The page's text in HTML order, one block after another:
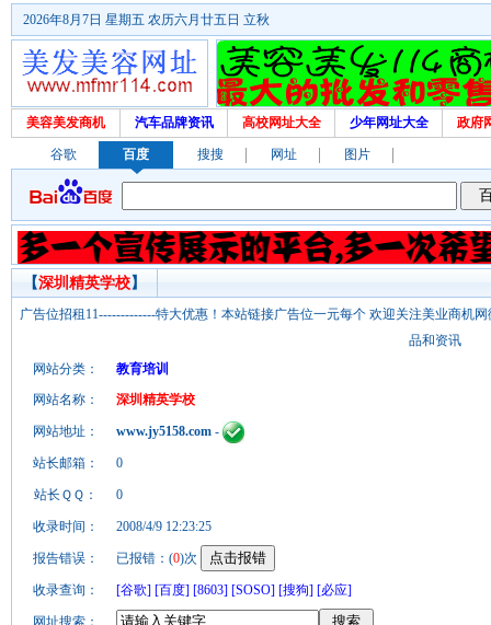
2026年8月7日 星期五 农历六月廿五日 立秋
美容美发商机 汽车品牌资讯 高校网址大全 少年网址大全 政府
谷歌 百度 搜搜 网址 图片
【深圳精英学校】
广告位招租11-------------特大优惠！本站链接广告位一元每个 欢迎关注美业商机
品和资讯
网站分类：
教育培训
网站名称：
深圳精英学校
网站地址： www.jy5158.com -
站长邮箱： 0
站长ＱＱ： 0
收录时间： 2008/4/9 12:23:25
报告错误： 已报错：(0)次
收录查询： [谷歌] [百度] [8603] [SOSO] [搜狗] [必应]
网址搜索：